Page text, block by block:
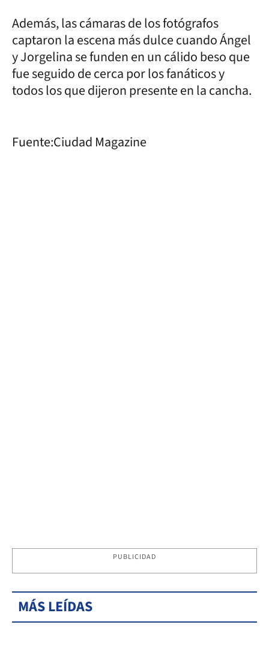
Además, las cámaras de los fotógrafos
captaron la escena más dulce cuando Ángel
y Jorgelina se funden en un cálido beso que
fue seguido de cerca por los fanáticos y
todos los que dijeron presente en la cancha.
Fuente:Ciudad Magazine
PUBLICIDAD
MÁS LEÍDAS